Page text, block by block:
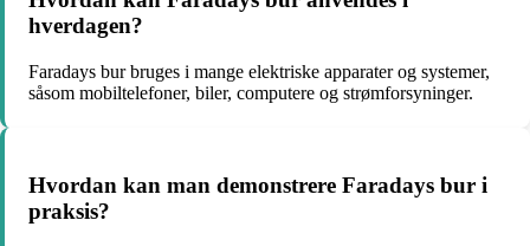
hverdagen?
Faradays bur bruges i mange elektriske apparater og systemer,
såsom mobiltelefoner, biler, computere og strømforsyninger.
Hvordan kan man demonstrere Faradays bur i
praksis?